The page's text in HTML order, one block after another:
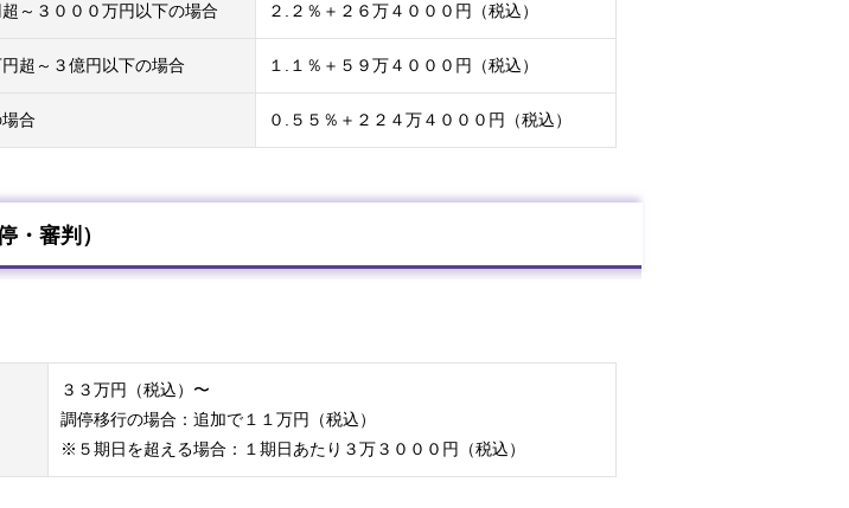
～３０００万円以下の場合 ２.２％＋２６万４０００円（税込）
超～３億円以下の場合 １.１％＋５９万４０００円（税込）
合 ０.５５％＋２２４万４０００円（税込）
・審判）
３３万円（税込）〜
調停移行の場合：追加で１１万円（税込）
※５期日を超える場合：１期日あたり３万３０００円（税込）